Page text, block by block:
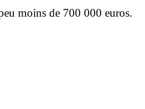
moins de 700 000 euros.